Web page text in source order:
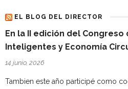
EL BLOG DEL DIRECTOR
En la II edición del Congreso
Inteligentes y Economía
14 junio, 2026
Tambien este año participé como